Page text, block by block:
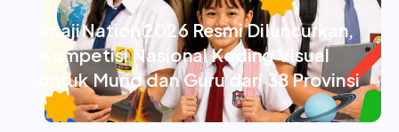
ImajiNation 2026 Resmi Diluncurkan,
Kompetisi Nasional Koding Visual
untuk Murid dan Guru dari 38 Provinsi